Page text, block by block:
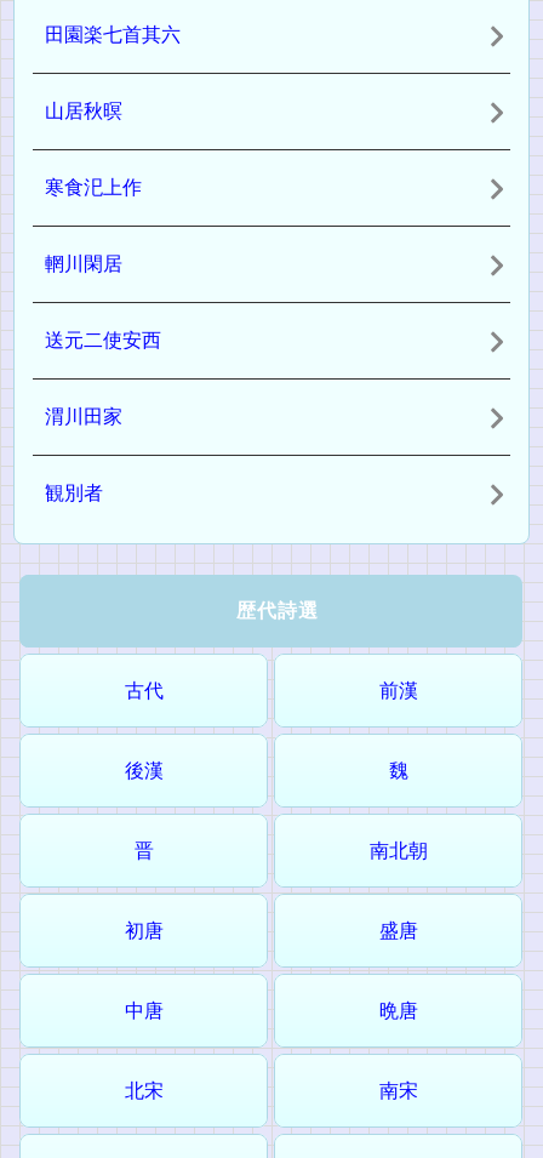
田園楽七首其六
山居秋暝
寒食汜上作
輞川閑居
送元二使安西
渭川田家
観別者
歴代詩選
古代 前漢
後漢 魏
晋 南北朝
初唐 盛唐
中唐 晩唐
北宋 南宋